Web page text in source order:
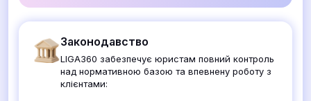
Законодавство
LIGA360 забезпечує юристам повний контроль
над нормативною базою та впевнену роботу з
клієнтами: